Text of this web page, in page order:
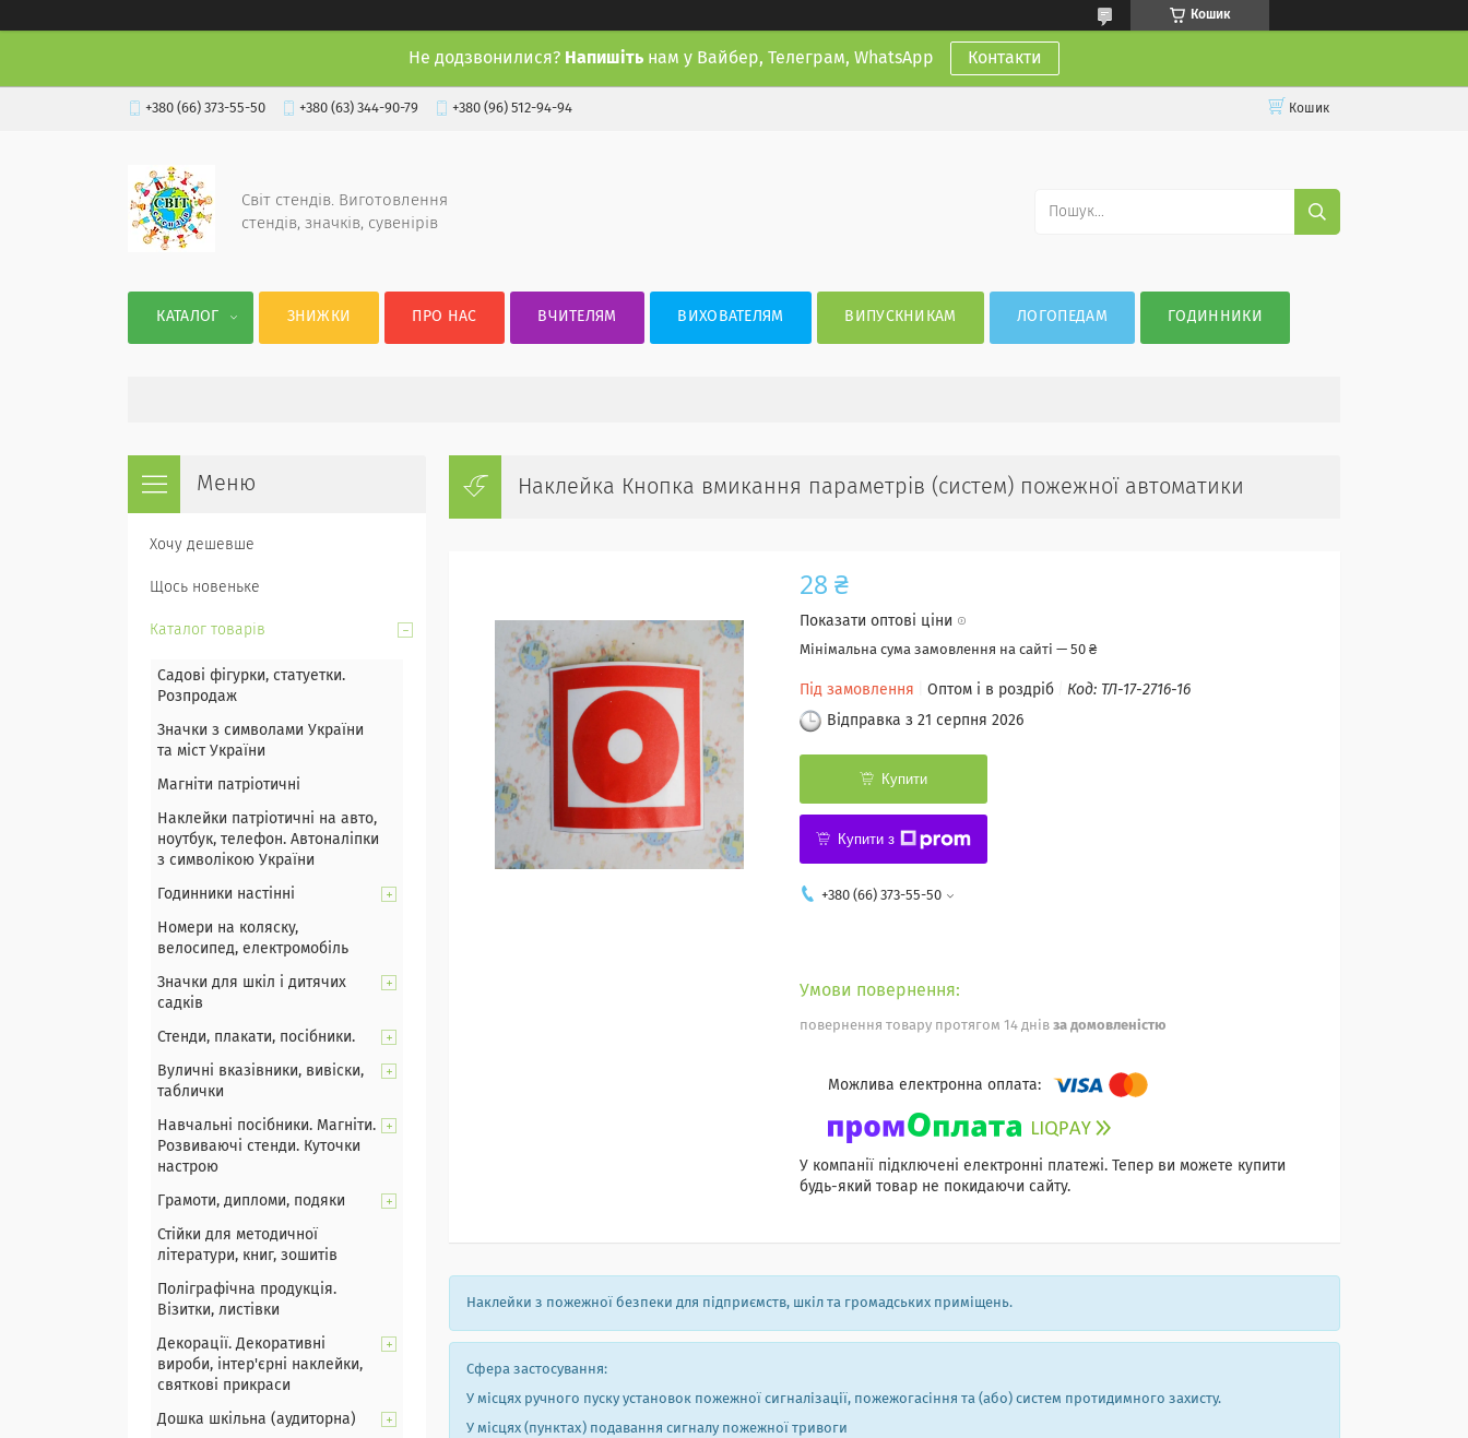
Кошик
Не додзвонилися? Напишіть нам у Вайбер, Телеграм, WhatsApp Контакти
+380 (66) 373-55-50 +380 (63) 344-90-79 +380 (96) 512-94-94 Кошик
Світ стендів. Виготовлення
стендів, значків, сувенірів
КАТАЛОГ ЗНИЖКИ ПРО НАС ВЧИТЕЛЯМ ВИХОВАТЕЛЯМ ВИПУСКНИКАМ ЛОГОПЕДАМ ГОДИННИКИ
Наклейка Кнопка вмикання параметрів (систем) пожежної автоматики
28 ₴
Показати оптові ціни
Мінімальна сума замовлення на сайті — 50 ₴
Під замовлення Оптом і в роздріб Код: ТЛ-17-2716-16
Відправка з 21 серпня 2026
Купити
Купити з
+380 (66) 373-55-50
повернення товару протягом 14 днів за домовленістю
У компанії підключені електронні платежі. Тепер ви можете купити
будь-який товар не покидаючи сайту.
Наклейки з пожежної безпеки для підприємств, шкіл та громадських приміщень.
Сфера застосування:
У місцях ручного пуску установок пожежної сигналізації, пожежогасіння та (або) систем протидимного захисту.
У місцях (пунктах) подавання сигналу пожежної тривоги
Хочу дешевше
Щось новеньке
Каталог товарів
Садові фігурки, статуетки.
Розпродаж
Значки з символами України
та міст України
Магніти патріотичні
Наклейки патріотичні на авто,
ноутбук, телефон. Автоналіпки
з символікою України
Годинники настінні
Номери на коляску,
велосипед, електромобіль
Значки для шкіл і дитячих
садків
Стенди, плакати, посібники.
Вуличні вказівники, вивіски,
таблички
Навчальні посібники. Магніти.
Розвиваючі стенди. Куточки
настрою
Грамоти, дипломи, подяки
Стійки для методичної
літератури, книг, зошитів
Поліграфічна продукція.
Візитки, листівки
Декорації. Декоративні
вироби, інтер'єрні наклейки,
святкові прикраси
Дошка шкільна (аудиторна)